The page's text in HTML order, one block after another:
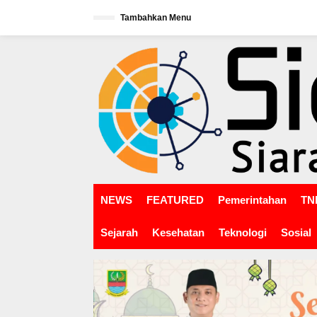
w
Tambahkan Menu
NEWS FEATURED Pemerintahan
Sejarah Kesehatan Teknologi Sosial